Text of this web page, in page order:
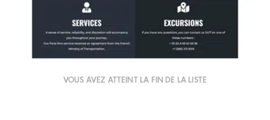
VOUS AVEZ ATTEINT LA FIN DE LA LISTE